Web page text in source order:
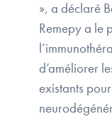
», a déclaré
Remepy a le
d’améliorer
existants